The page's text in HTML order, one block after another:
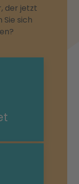
der jetzt
sich